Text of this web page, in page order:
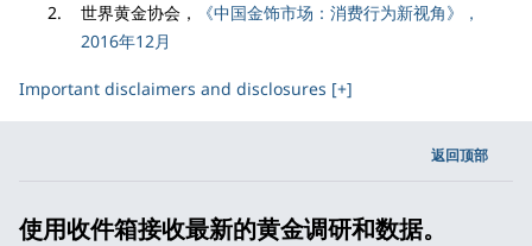
世界黄金协会，
《中国金饰市场：消费行为新视角》，
2016年12月
Important disclaimers and disclosures [+]
返回顶部
使用收件箱接收最新的黄金调研和数据。